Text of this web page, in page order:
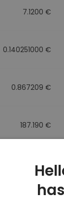
7.1200 €
0.140251000 €
0.867209 €
187.190 €